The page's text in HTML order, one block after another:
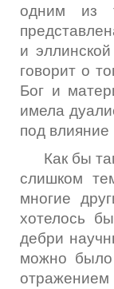
одним из
и
говорит о
Бог и
имела
под влияние
Как бы
слишком
многие
хотелось
дебри
можно было